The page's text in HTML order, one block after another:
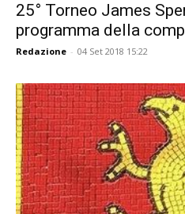
25° Torneo James
programma della
Redazione - 04 Set 2018 15:22